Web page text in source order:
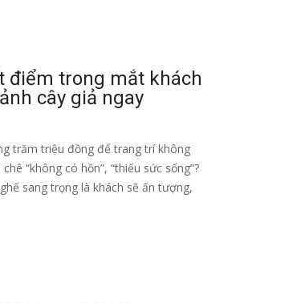
điểm trong mắt khách
cây giả ngay
trăm triệu đồng để trang trí không
“không có hồn”, “thiếu sức sống”?
sang trọng là khách sẽ ấn tượng,